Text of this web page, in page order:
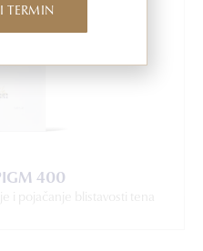
400
i pojačanje blistavosti tena
TERMIN